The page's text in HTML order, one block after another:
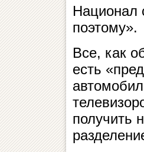
Национал
поэтому».
Все, как
есть
получить